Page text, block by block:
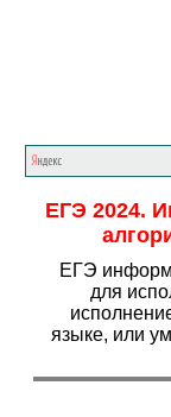
ЕГЭ 2024.
ЕГЭ
для
языке, или